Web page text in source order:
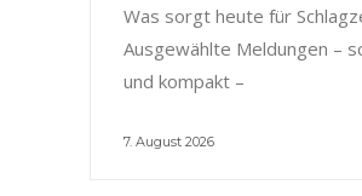
Was sorgt heute für
Ausgewählte Meldungen –
und kompakt –
7. August 2026